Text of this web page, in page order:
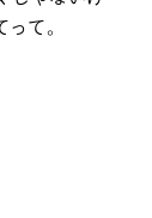
て。